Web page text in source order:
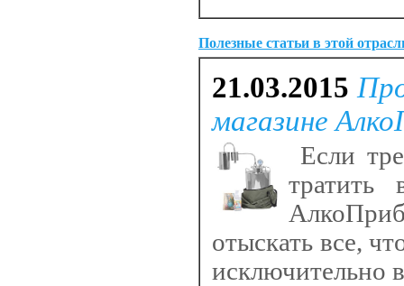
Полезные статьи в этой
21.03.2015
магазине
Если
тратить
отыскать все,
исключительно